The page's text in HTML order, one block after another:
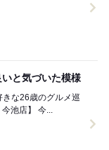
と気づいた模様
り ⬇️今日ご紹介するお店はこちら 【やいてこちゃん 今池店】 今...